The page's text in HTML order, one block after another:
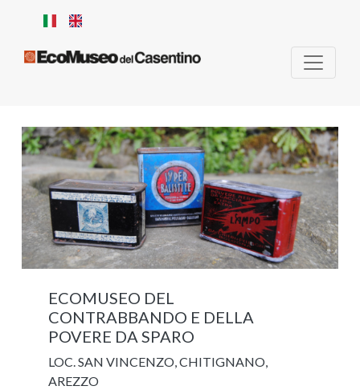
ECOMUSEO DEL
CONTRABBANDO E DELLA
POVERE DA SPARO
LOC. SAN VINCENZO, CHITIGNANO,
AREZZO